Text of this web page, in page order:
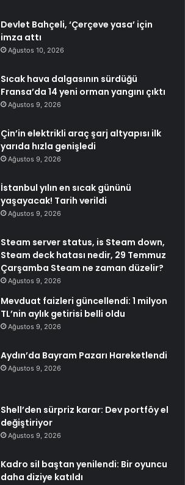
Devlet Bahçeli, ‘Çerçeve yasa’ için
imza attı
Ağustos 10, 2026
Sıcak hava dalgasının sürdüğü
Fransa’da 14 yeni orman yangını çıktı
Ağustos 9, 2026
Çin’in elektrikli araç şarj altyapısı ilk
yarıda hızla genişledi
Ağustos 9, 2026
İstanbul yılın en sıcak gününü
yaşayacak! Tarih verildi
Ağustos 9, 2026
Steam server status, is Steam down,
Steam deck hatası nedir, 29 Temmuz
Çarşamba Steam ne zaman düzelir?
Ağustos 9, 2026
Mevduat faizleri güncellendi: 1 milyon
TL’nin aylık getirisi belli oldu
Ağustos 9, 2026
Aydın’da Bayram Pazarı Hareketlendi
Ağustos 9, 2026
Shell’den sürpriz karar: Dev portföy el
değiştiriyor
Ağustos 9, 2026
Kadro sil baştan yenilendi: Bir oyuncu
daha diziye katıldı